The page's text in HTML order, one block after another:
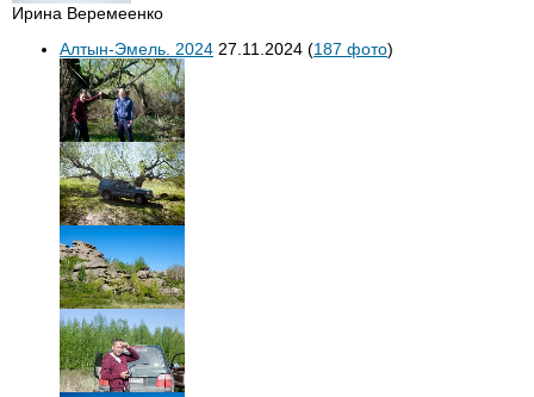
Ирина Веремеенко
Алтын-Эмель. 2024 27.11.2024 (187 фото)